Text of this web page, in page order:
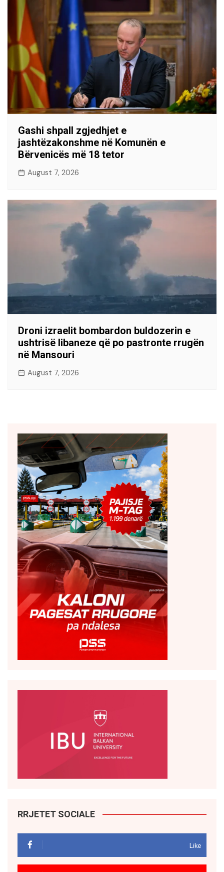
Gashi shpall zgjedhjet e
jashtëzakonshme në Komunën e
Bërvenicës më 18 tetor
August 7, 2026
Droni izraelit bombardon buldozerin e
ushtrisë libaneze që po pastronte rrugën
në Mansouri
August 7, 2026
RRJETET SOCIALE
Like